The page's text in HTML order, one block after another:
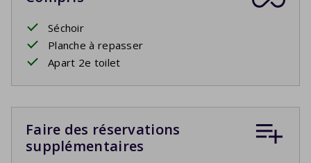
Séchoir
Planche à repasser
Apart 2e toilet
Faire des réservations
supplémentaires